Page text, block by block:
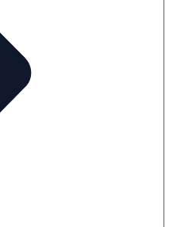
klimaat
kan zeggen we staan
thema in het
is maatschappelijke
jij afgelopen jaar als
over uit bij de VU